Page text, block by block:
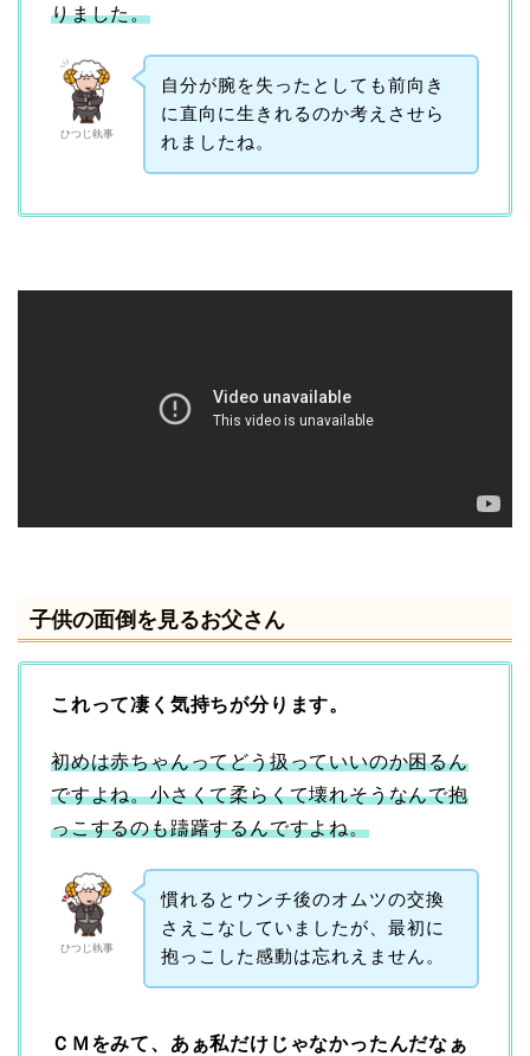
りました。
ひつじ執事
自分が腕を失ったとしても前向き
に直向に生きれるのか考えさせら
れましたね。
子供の面倒を見るお父さん
これって凄く気持ちが分ります。
初めは赤ちゃんってどう扱っていいのか困るん
ですよね。小さくて柔らくて壊れそうなんで抱
っこするのも躊躇するんですよね。
ひつじ執事
慣れるとウンチ後のオムツの交換
さえこなしていましたが、最初に
抱っこした感動は忘れえません。
ＣＭをみて、あぁ私だけじゃなかったんだなぁ